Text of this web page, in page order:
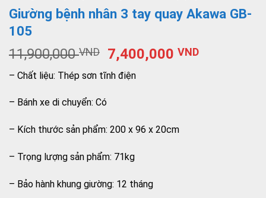
Giường bệnh nhân 3 tay quay Akawa GB-
105
11,900,000VND 7,400,000VND
– Chất liệu: Thép sơn tĩnh điện
– Bánh xe di chuyển: Có
– Kích thước sản phẩm: 200 x 96 x 20cm
– Trọng lượng sản phẩm: 71kg
– Bảo hành khung giường: 12 tháng